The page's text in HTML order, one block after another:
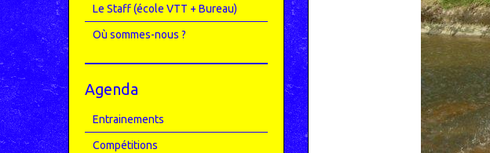
Le Staff (école VTT + Bureau)
Où sommes-nous ?
Agenda
Entrainements
Compétitions